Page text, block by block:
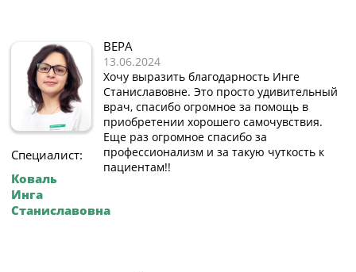
Специалист:
Коваль
Инга
Станиславовна
ВЕРА
13.06.2024
Хочу выразить благодарность Инге
Станиславовне. Это просто удивительный
врач, спасибо огромное за помощь в
приобретении хорошего самочувствия.
Еще раз огромное спасибо за
профессионализм и за такую чуткость к
пациентам!!